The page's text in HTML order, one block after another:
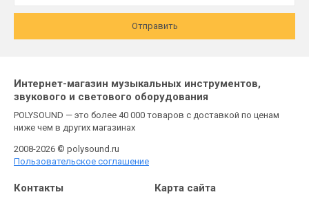
Отправить
Интернет-магазин музыкальных инструментов,
звукового и светового оборудования
POLYSOUND — это более 40 000 товаров с доставкой по ценам
ниже чем в других магазинах
2008-2026 © polysound.ru
Пользовательское соглашение
Контакты Карта сайта